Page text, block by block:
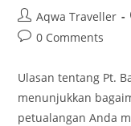
Post
author:
Aqwa Traveller
Post0 Comments
Ulasan tentang Pt.
menunjukkan
petualangan Anda